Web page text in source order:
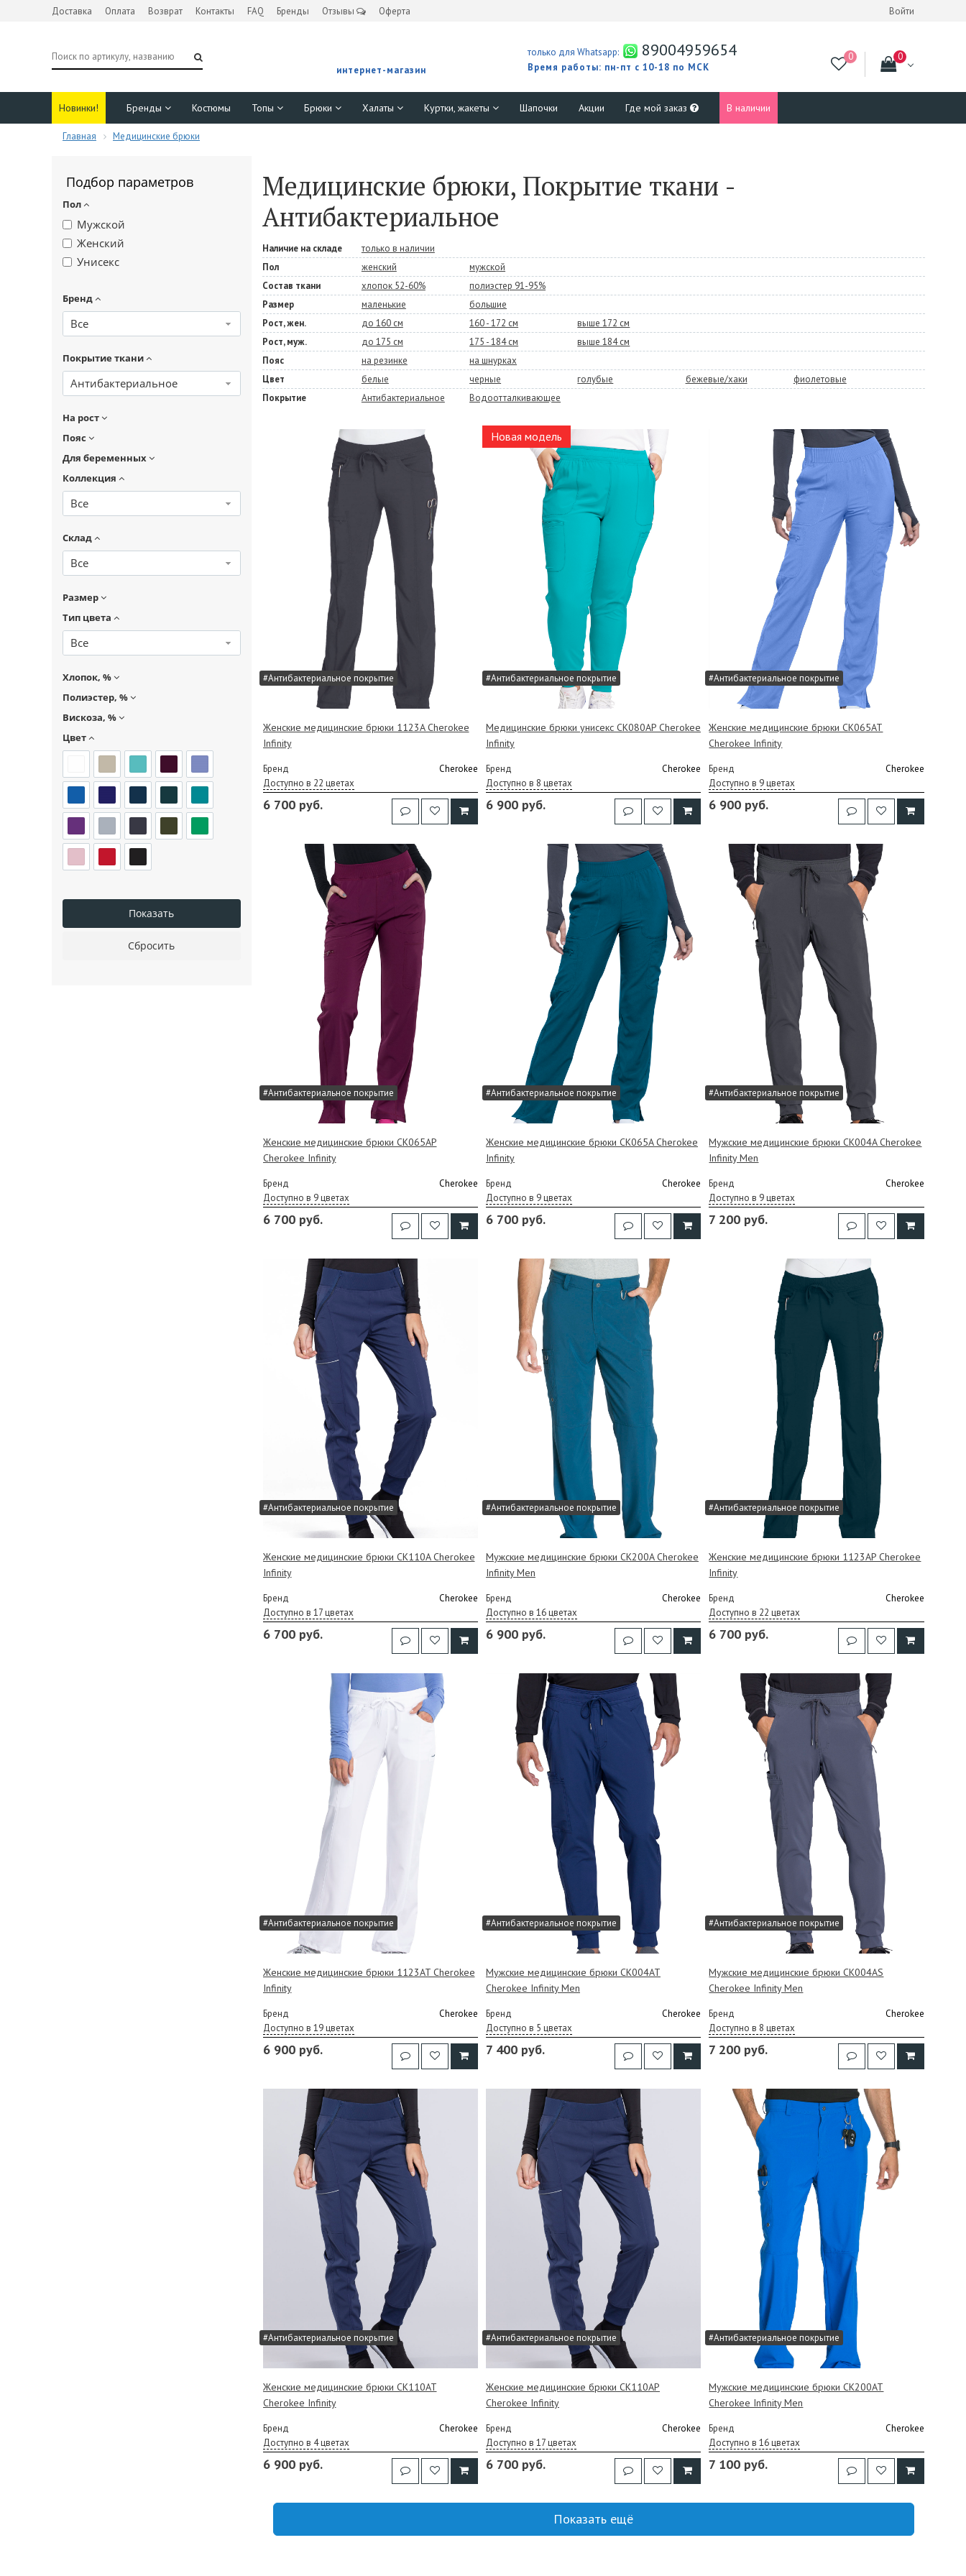
Доставка Оплата Возврат Контакты FAQ Бренды Отзывы Оферта Войти
интернет-магазин
только для Whatsapp: 89004959654
Время работы: пн-пт с 10-18 по МСК
Новинки! Бренды Костюмы Топы Брюки Халаты Куртки, жакеты Шапочки Акции Где мой заказ В наличии
Главная Медицинские брюки
Подбор параметров
Пол
Мужской
Женский
Унисекс
Бренд
Все
Покрытие ткани
Антибактериальное
На рост
Пояс
Для беременных
Коллекция
Все
Склад
Все
Размер
Тип цвета
Все
Хлопок, %
Полиэстер, %
Вискоза, %
Цвет
Медицинские брюки, Покрытие ткани -
Антибактериальное
Наличие на складе
только в наличии
Пол
женский
мужской
Состав ткани
хлопок 52-60%
полиэстер 91-95%
Размер
маленькие
большие
Рост, жен.
до 160 см 160 - 172 см
выше 172 см
Рост, муж.
до 175 см 175 - 184 см
выше 184 см
Пояс
на резинке
на шнурках
Цвет
белые черные голубые бежевые/хаки
фиолетовые
Покрытие
Антибактериальное Водоотталкивающее
#Антибактериальное покрытие
Женские медицинские брюки 1123A Cherokee
Infinity
Бренд
Cherokee
Доступно в 22 цветах
6 700 руб.
Новая модель
#Антибактериальное покрытие
Медицинские брюки унисекс CK080AP Cherokee
Infinity
Бренд
Cherokee
Доступно в 8 цветах
6 900 руб.
#Антибактериальное покрытие
Женские медицинские брюки CK065AT
Cherokee Infinity
Бренд
Cherokee
Доступно в 9 цветах
6 900 руб.
#Антибактериальное покрытие
Женские медицинские брюки CK065AP
Cherokee Infinity
Бренд
Cherokee
Доступно в 9 цветах
6 700 руб.
#Антибактериальное покрытие
Женские медицинские брюки CK065A Cherokee
Infinity
Бренд
Cherokee
Доступно в 9 цветах
6 700 руб.
#Антибактериальное покрытие
Мужские медицинские брюки CK004A Cherokee
Infinity Men
Бренд
Cherokee
Доступно в 9 цветах
7 200 руб.
#Антибактериальное покрытие
Женские медицинские брюки CK110A Cherokee
Infinity
Бренд
Cherokee
Доступно в 17 цветах
6 700 руб.
#Антибактериальное покрытие
Мужские медицинские брюки CK200A Cherokee
Infinity Men
Бренд
Cherokee
Доступно в 16 цветах
6 900 руб.
#Антибактериальное покрытие
Женские медицинские брюки 1123AP Cherokee
Infinity
Бренд
Cherokee
Доступно в 22 цветах
6 700 руб.
#Антибактериальное покрытие
Женские медицинские брюки 1123AT Cherokee
Infinity
Бренд
Cherokee
Доступно в 19 цветах
6 900 руб.
#Антибактериальное покрытие
Мужские медицинские брюки CK004AT
Cherokee Infinity Men
Бренд
Cherokee
Доступно в 5 цветах
7 400 руб.
#Антибактериальное покрытие
Мужские медицинские брюки CK004AS
Cherokee Infinity Men
Бренд
Cherokee
Доступно в 8 цветах
7 200 руб.
#Антибактериальное покрытие
Женские медицинские брюки CK110AT
Cherokee Infinity
Бренд
Cherokee
Доступно в 4 цветах
6 900 руб.
#Антибактериальное покрытие
Женские медицинские брюки CK110AP
Cherokee Infinity
Бренд
Cherokee
Доступно в 17 цветах
6 700 руб.
#Антибактериальное покрытие
Мужские медицинские брюки CK200AT
Cherokee Infinity Men
Бренд
Cherokee
Доступно в 16 цветах
7 100 руб.
Показать ещё